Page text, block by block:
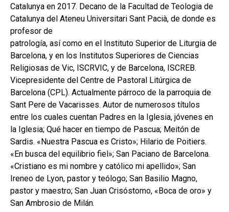
Catalunya en 2017. Decano de la Facultad de Teologia de
Catalunya del Ateneu Universitari Sant Pacià, de donde es
profesor de
patrología, así como en el Instituto Superior de Liturgia de
Barcelona, y en los Institutos Superiores de Ciencias
Religiosas de Vic, ISCRVIC, y de Barcelona, ISCREB.
Vicepresidente del Centre de Pastoral Litúrgica de
Barcelona (CPL). Actualmente párroco de la parroquia de
Sant Pere de Vacarisses. Autor de numerosos títulos
entre los cuales cuentan Padres en la Iglesia, jóvenes en
la Iglesia; Qué hacer en tiempo de Pascua; Meitón de
Sardis. «Nuestra Pascua es Cristo»; Hilario de Poitiers.
«En busca del equilibrio fiel»; San Paciano de Barcelona.
«Cristiano es mi nombre y católico mi apellido»; San
Ireneo de Lyon, pastor y teólogo; San Basilio Magno,
pastor y maestro; San Juan Crisóstomo, «Boca de oro» y
San Ambrosio de Milán.